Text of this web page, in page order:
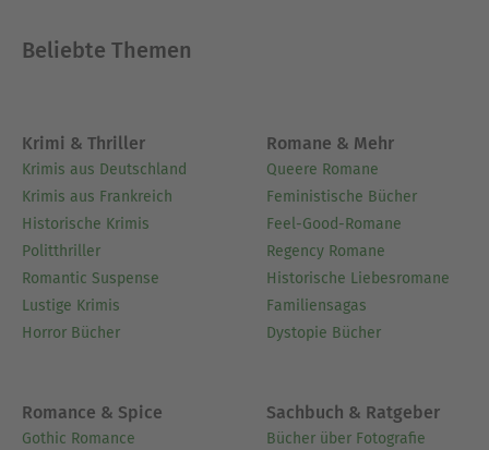
Beliebte Themen
Krimi & Thriller
Krimis aus Deutschland
Krimis aus Frankreich
Historische Krimis
Politthriller
Romantic Suspense
Lustige Krimis
Horror Bücher
Romane & Mehr
Queere Romane
Feministische Bücher
Feel-Good-Romane
Regency Romane
Historische Liebesromane
Familiensagas
Dystopie Bücher
Romance & Spice
Gothic Romance
Sachbuch & Ratgeber
Bücher über Fotografie